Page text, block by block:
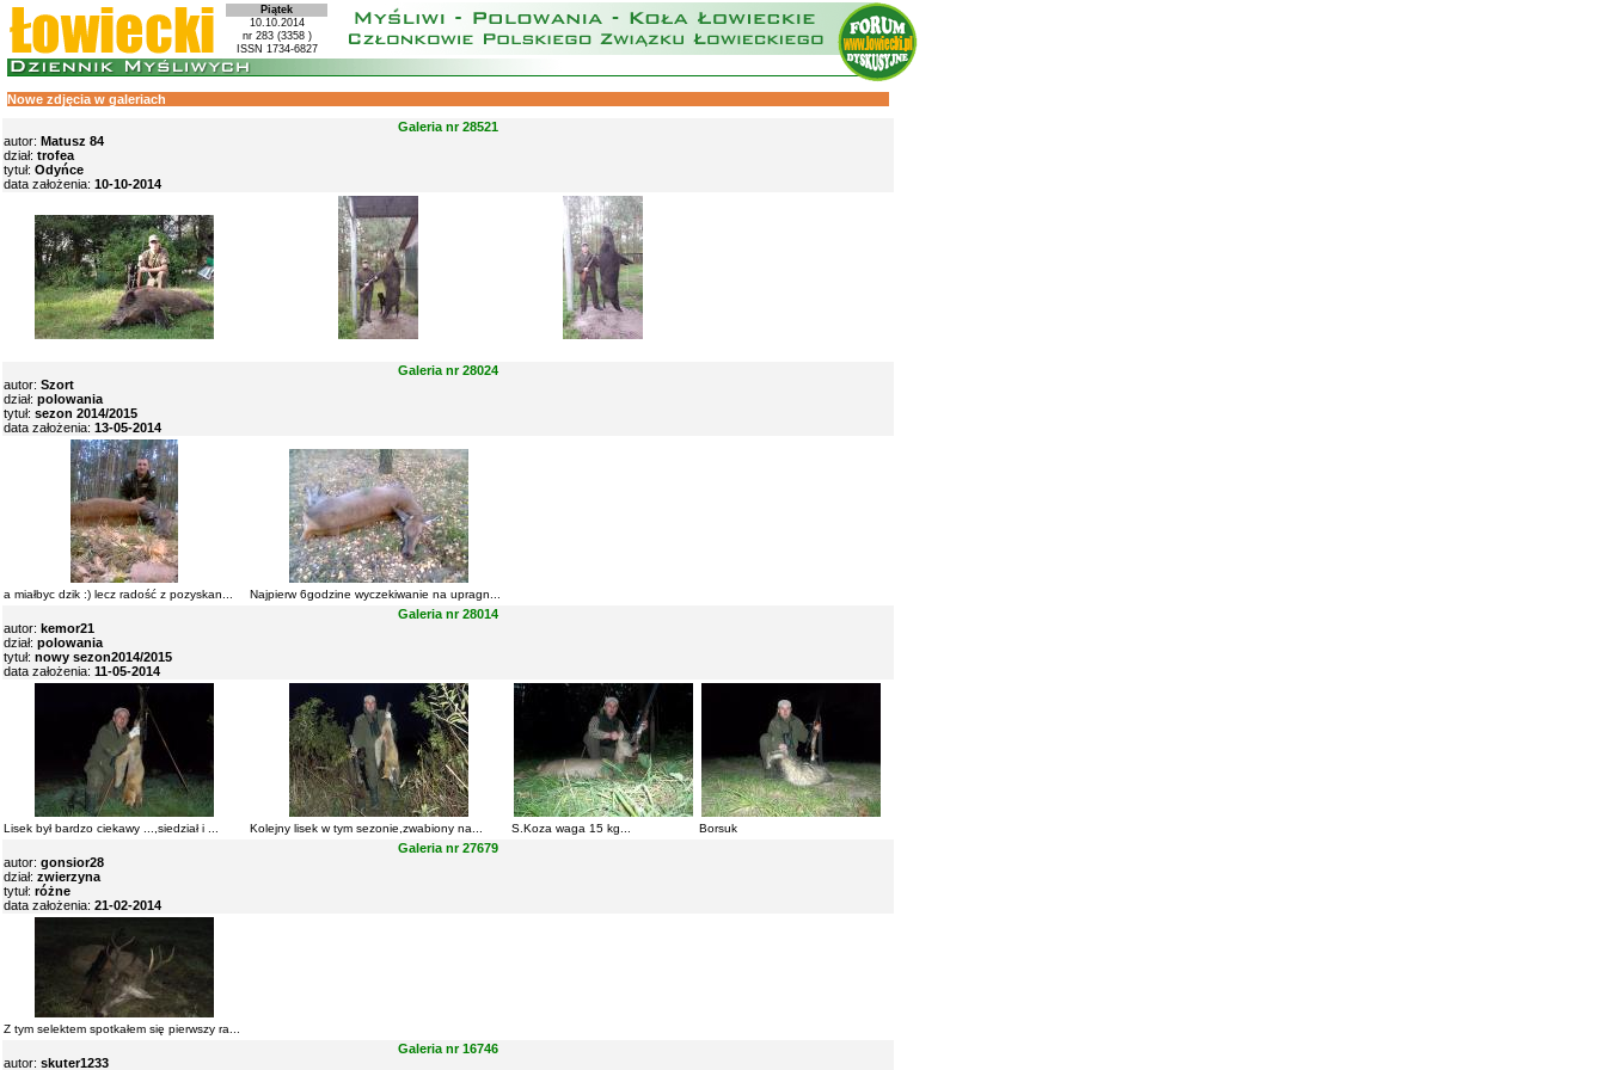
Piątek
10.10.2014
nr 283 (3358 )
ISSN 1734-6827
Nowe zdjęcia w galeriach
Galeria nr 28521
autor: Matusz 84
dział: trofea
tytuł: Odyńce
data założenia: 10-10-2014
Galeria nr 28024
autor: Szort
dział: polowania
tytuł: sezon 2014/2015
data założenia: 13-05-2014
a miałbyc dzik :) lecz radość z pozyskan... Najpierw 6godzine wyczekiwanie na upragn...
Galeria nr 28014
autor: kemor21
dział: polowania
tytuł: nowy sezon2014/2015
data założenia: 11-05-2014
Lisek był bardzo ciekawy ...,siedział i ... Kolejny lisek w tym sezonie,zwabiony na... S.Koza waga 15 kg... Borsuk
Galeria nr 27679
autor: gonsior28
dział: zwierzyna
tytuł: różne
data założenia: 21-02-2014
Z tym selektem spotkałem się pierwszy ra...
Galeria nr 16746
autor: skuter1233